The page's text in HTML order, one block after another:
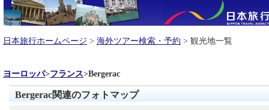
日本旅行ホームページ > 海外ツアー検索・予約 > 観光地一覧
ヨーロッパ>フランス>Bergerac
Bergerac関連のフォトマップ